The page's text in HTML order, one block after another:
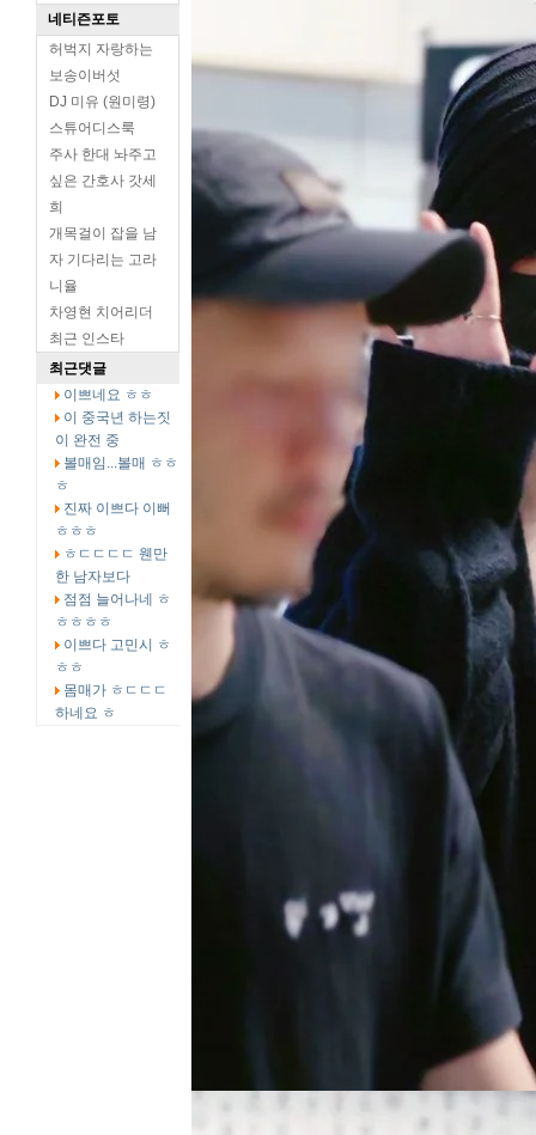
네티즌포토
허벅지 자랑하는
보송이버섯
DJ 미유 (원미령)
스튜어디스룩
주사 한대 놔주고
싶은 간호사 갓세
희
개목걸이 잡을 남
자 기다리는 고라
니율
차영현 치어리더
최근 인스타
최근댓글
이쁘네요 ㅎㅎ
이 중국년 하는짓
이 완전 중
볼매임...볼매 ㅎㅎ
ㅎ
진짜 이쁘다 이뻐
ㅎㅎㅎ
ㅎㄷㄷㄷㄷ 웬만
한 남자보다
점점 늘어나네 ㅎ
ㅎㅎㅎㅎ
이쁘다 고민시 ㅎ
ㅎㅎ
몸매가 ㅎㄷㄷㄷ
하네요 ㅎ